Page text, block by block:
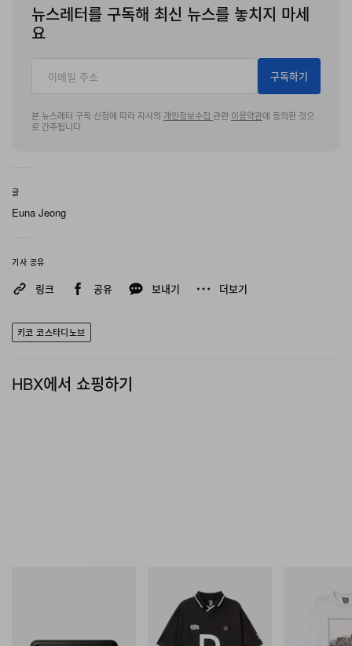
뉴스레터를 구독해 최신 뉴스를 놓치지 마세
요
구독하기
본 뉴스레터 구독 신청에 따라 자사의 개인정보수집 관련 이용약관에 동의한 것으
로 간주됩니다.
글
Euna Jeong
기사 공유
링크 공유 보내기 더보기
키코 코스타디노브
HBX에서 쇼핑하기
쇼핑하기
Billionaire Boys Club X Initial
D Game Shirt
쇼핑하기
Billionaire
D Cotton T-